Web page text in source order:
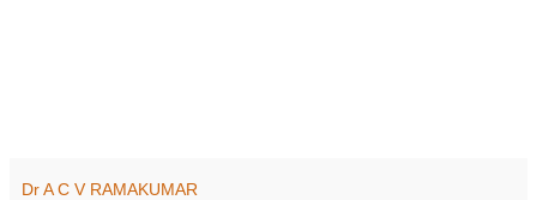
Dr A C V RAMAKUMAR